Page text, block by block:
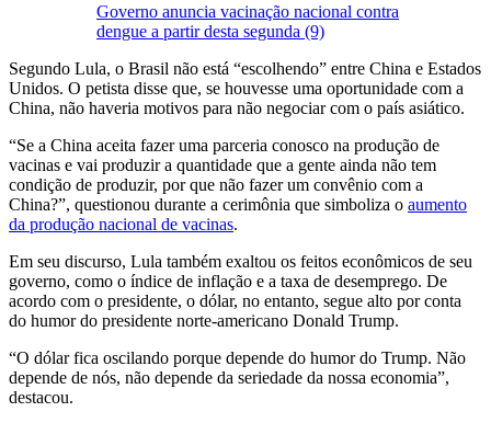
Governo anuncia vacinação nacional contra
dengue a partir desta segunda (9)
Segundo Lula, o Brasil não está “escolhendo” entre China e Estados
Unidos. O petista disse que, se houvesse uma oportunidade com a
China, não haveria motivos para não negociar com o país asiático.
“Se a China aceita fazer uma parceria conosco na produção de
vacinas e vai produzir a quantidade que a gente ainda não tem
condição de produzir, por que não fazer um convênio com a
China?”, questionou durante a cerimônia que simboliza o aumento
da produção nacional de vacinas.
Em seu discurso, Lula também exaltou os feitos econômicos de seu
governo, como o índice de inflação e a taxa de desemprego. De
acordo com o presidente, o dólar, no entanto, segue alto por conta
do humor do presidente norte-americano Donald Trump.
“O dólar fica oscilando porque depende do humor do Trump. Não
depende de nós, não depende da seriedade da nossa economia”,
destacou.